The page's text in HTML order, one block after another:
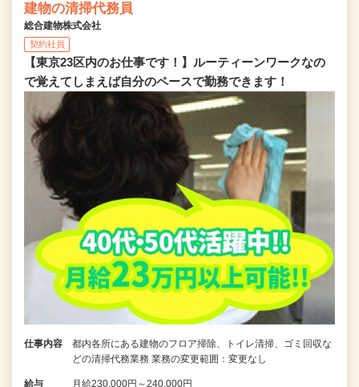
建物の清掃代務員
総合建物株式会社
契約社員
【東京23区内のお仕事です！】ルーティーンワークなの
で覚えてしまえば自分のペースで勤務できます！
仕事内容
都内各所にある建物のフロア掃除、トイレ清掃、ゴミ回収な
どの清掃代務業務 業務の変更範囲：変更なし
給与 月給230,000円～240,000円